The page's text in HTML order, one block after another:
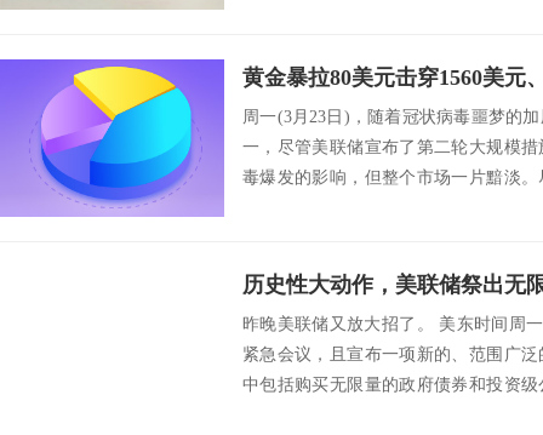
周一(3月23日)，随着冠状病毒噩梦的
一，尽管美联储宣布了第二轮大规模
毒爆发的影响，但整个市场一片黯淡
昨晚美联储又放大招了。 美东时间周
紧急会议，且宣布一项新的、范围广
中包括购买无限量的政府债券和投资